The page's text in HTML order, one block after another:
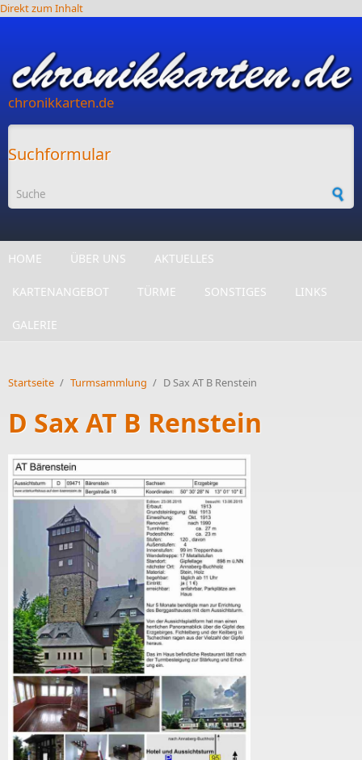
Direkt zum Inhalt
chronikkarten.de
Suchformular
HOME ÜBER UNS AKTUELLES
KARTENANGEBOT TÜRME SONSTIGES LINKS
GALERIE
Startseite / Turmsammlung / D Sax AT B Renstein
D Sax AT B Renstein